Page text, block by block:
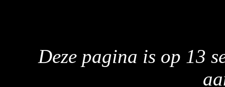
Deze pagina is op 13